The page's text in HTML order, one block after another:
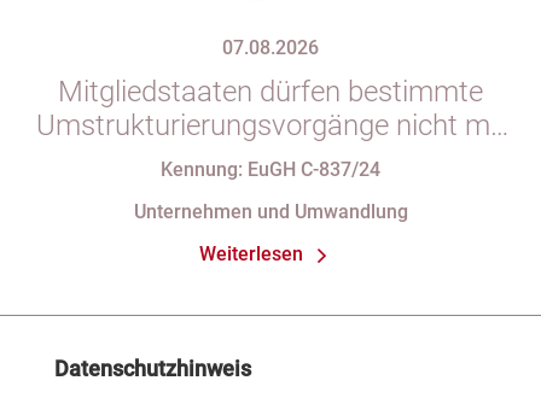
07.08.2026
Mitgliedstaaten dürfen bestimmte
Umstrukturierungsvorgänge nicht mit
indirekten Steuern belasten
Kennung: EuGH C-837/24
Unternehmen und Umwandlung
Weiterlesen
Datenschutzhinweis